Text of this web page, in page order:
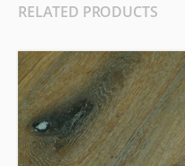
RELATED PRODUCTS